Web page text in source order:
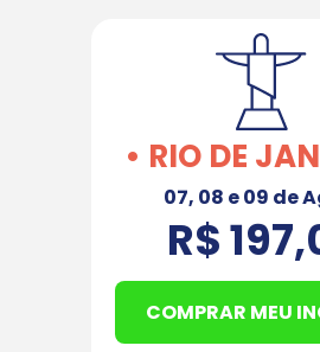
• RIO DE
07, 08 e 09 de
R$
COMPRAR MEU